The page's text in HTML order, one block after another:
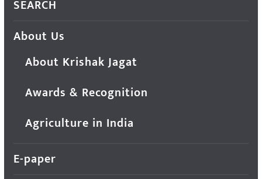
SEARCH
About Us
About Krishak Jagat
Awards & Recognition
Agriculture in India
E-paper